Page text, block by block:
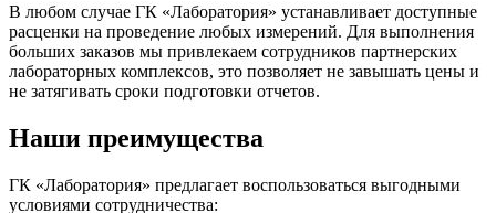
В любом случае ГК «Лаборатория» устанавливает доступные
расценки на проведение любых измерений. Для выполнения
больших заказов мы привлекаем сотрудников партнерских
лабораторных комплексов, это позволяет не завышать цены и
не затягивать сроки подготовки отчетов.
Наши преимущества
ГК «Лаборатория» предлагает воспользоваться выгодными
условиями сотрудничества: